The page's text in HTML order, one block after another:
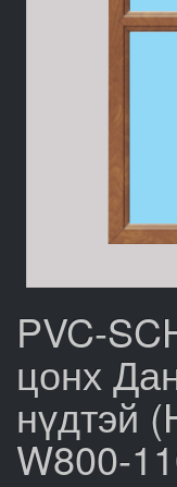
PVC-
цонх
нүдтэй
W800-